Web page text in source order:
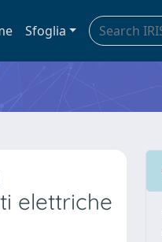
Sfoglia
elettriche